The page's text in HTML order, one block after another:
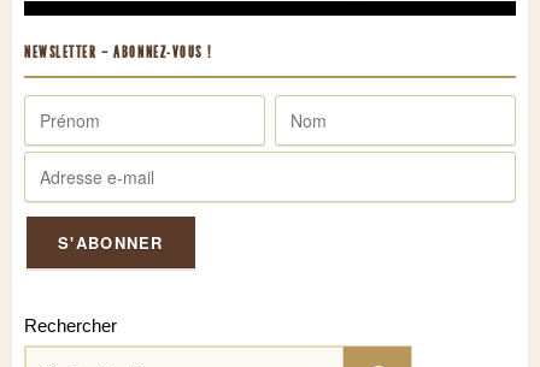
NEWSLETTER – ABONNEZ-VOUS !
Rechercher